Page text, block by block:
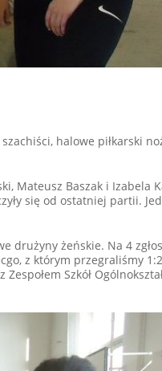
halowe piłkarski
Mateusz Baszak i Izabela
się od ostatniej partii.
drużyny żeńskie. Na 4
z którym przegraliśmy
Szkół